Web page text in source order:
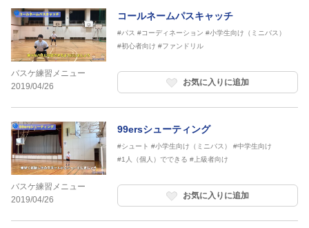
バスケ練習メニュー
2019/04/26
コールネームパスキャッチ
#パス #コーディネーション #小学生向け（ミニバス）
#初心者向け #ファンドリル
お気に入りに追加
バスケ練習メニュー
2019/04/26
99ersシューティング
#シュート #小学生向け（ミニバス）
#中学生向け
#1人（個人）でできる #上級者向け
お気に入りに追加